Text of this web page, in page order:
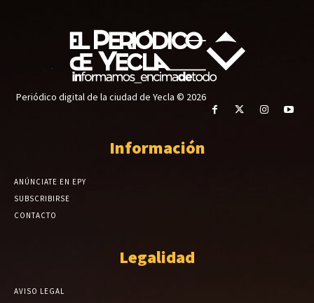
Periódico digital de la ciudad de Yecla © 2026
Información
ANÚNCIATE EN EPY
SUBSCRIBIRSE
CONTACTO
Legalidad
AVISO LEGAL